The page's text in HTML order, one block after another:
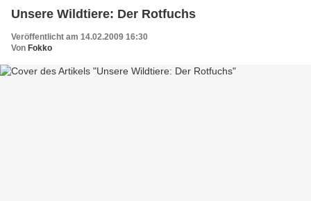
Unsere Wildtiere: Der Rotfuchs
Veröffentlicht am 14.02.2009 16:30
Von Fokko